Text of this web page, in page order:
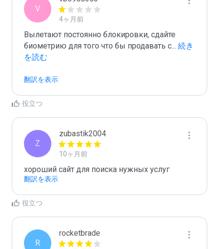
V
4ヶ月前
Вылетают постоянно блокировки, сдайте
биометрию для того что бы продавать с... 続き
を読む
翻訳を表示
役立つ
Z
zubastik2004
10ヶ月前
хороший сайт для поиска нужных услуг
翻訳を表示
役立つ
R
rocketbrade